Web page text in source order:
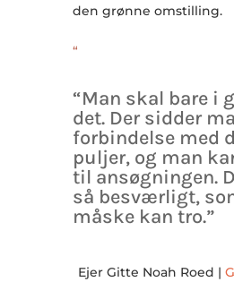
den grønne omstilling.
“
“Man skal bare i
det. Der sidder
forbindelse med
puljer, og man
til ansøgningen.
så besværligt,
måske kan tro.”
Ejer Gitte Noah Roed |